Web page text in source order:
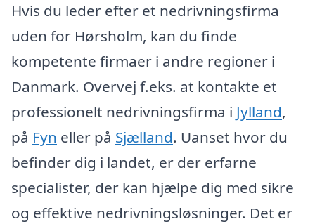
Hvis du leder efter et nedrivningsfirma
uden for Hørsholm, kan du finde
kompetente firmaer i andre regioner i
Danmark. Overvej f.eks. at kontakte et
professionelt nedrivningsfirma i Jylland,
på Fyn eller på Sjælland. Uanset hvor du
befinder dig i landet, er der erfarne
specialister, der kan hjælpe dig med sikre
og effektive nedrivningsløsninger. Det er